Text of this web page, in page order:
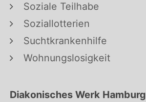
Soziale Teilhabe
Soziallotterien
Suchtkrankenhilfe
Wohnungslosigkeit
Diakonisches Werk Hamburg